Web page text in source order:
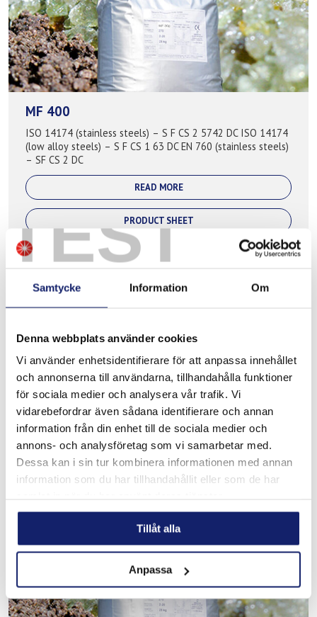
TEST
Samtycke Information Om
Denna webbplats använder cookies
Vi använder enhetsidentifierare för att anpassa innehållet
och annonserna till användarna, tillhandahålla funktioner
för sociala medier och analysera vår trafik. Vi
vidarebefordrar även sådana identifierare och annan
information från din enhet till de sociala medier och
annons- och analysföretag som vi samarbetar med.
Dessa kan i sin tur kombinera informationen med annan
information som du har tillhandahållit eller som de har
Tillåt alla
Anpassa
MF 400
ISO 14174 (stainless steels) – S F CS 2 5742 DC ISO 14174
(low alloy steels) – S F CS 1 63 DC EN 760 (stainless steels)
– SF CS 2 DC
READ MORE
PRODUCT SHEET
MF 255
ISO 14174 – S A FB 1 55 AC H5 *) (EN 760 – SA FB 1 55 AC)
READ MORE